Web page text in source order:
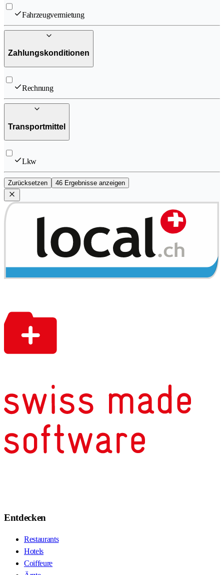
Fahrzeugvermietung
Zahlungskonditionen
Rechnung
Transportmittel
Lkw
Zurücksetzen 46 Ergebnisse anzeigen
Entdecken
Restaurants
Hotels
Coiffeure